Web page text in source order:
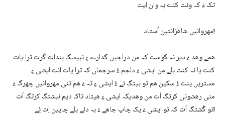
تک ءَ کہ ونت کنت بہ وان اِیت
مھروانیں شاھزانتین اُستاد!
ھمے وھد ءَ دیر نہ گوست کہ من دراجیں گدارے ءِ نبیسگ بندات کُرت ترا یات
کنت یا نہ کنت بلے من ایشی ءَ دلجم ءُ سرجماں کہ ترا یات اِنت ایشی ءِ
مستریں پنت ءُ سکین ھم تو بیتگ ئے ءُ ایشی ءِ تہ ءَ ھم تئی مھروانیں چھرگ ءَ
منی رھشونی کرتگ اَت من وھدیکہ ایشی ءِ ھپتاد تاک دیم نبشتگ کرتگ اَت
تو گُشتگ اَت کہ تو ایشی ءَ یک چاپ جاھے ءَ بہ دئے بلے چاپین اِت ئِے!